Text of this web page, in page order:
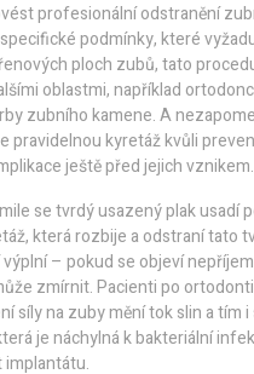
profesionální odstranění
podmínky, které
ploch zubů, tato
oblastmi, například
zubního kamene. A
pravidelnou kyretáž kvůli
ještě před jejich vznikem.
se tvrdý usazený plak usadí
která rozbije a odstraní tato
– pokud se objeví
zmírnit. Pacienti po
na zuby mění tok slin a tím
je náchylná k bakteriální
implantátu.